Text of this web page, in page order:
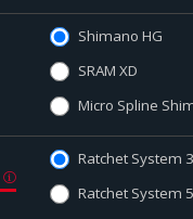
Shimano HG
SRAM XD
Micro Spline
Ratchet System
Ratchet System